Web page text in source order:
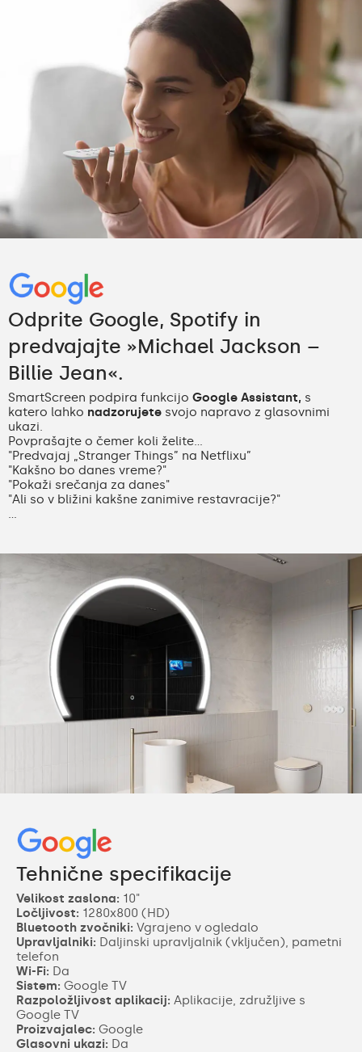
Odprite Google, Spotify in
predvajajte »Michael Jackson –
Billie Jean«.
SmartScreen podpira funkcijo Google Assistant, s
katero lahko nadzorujete svojo napravo z glasovnimi
ukazi.
Povprašajte o čemer koli želite...
"Predvajaj „Stranger Things” na Netflixu”
"Kakšno bo danes vreme?"
"Pokaži srečanja za danes"
"Ali so v bližini kakšne zanimive restavracije?"
Tehnične specifikacije
Velikost zaslona: 10"
Ločljivost: 1280x800 (HD)
Bluetooth zvočniki: Vgrajeno v ogledalo
Upravljalniki: Daljinski upravljalnik (vključen), pametni
telefon
Wi-Fi: Da
Sistem: Google TV
Razpoložljivost aplikacij: Aplikacije, združljive s
Google TV
Proizvajalec: Google
Glasovni ukazi: Da